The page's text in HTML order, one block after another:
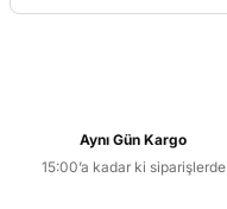
Aynı Gün Kargo
15:00’a kadar ki siparişlerde